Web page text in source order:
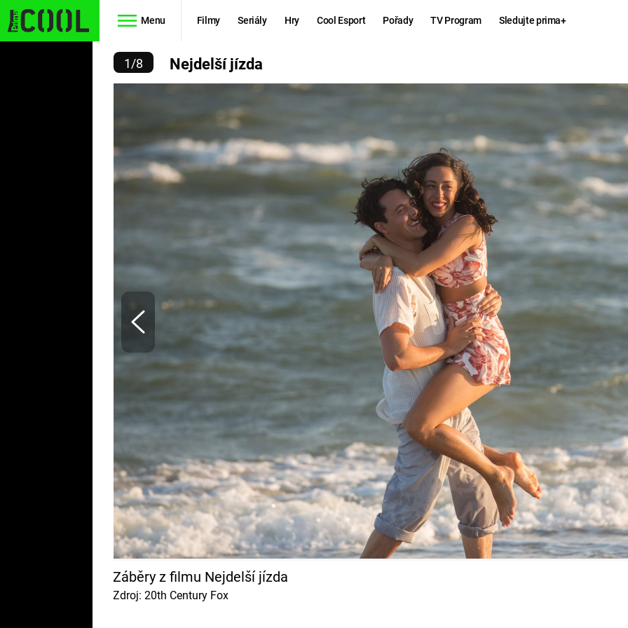
Menu Filmy Seriály Hry Cool Esport Pořady TV Program Sledujte prima+
SIMPSONOVI
FUTURAMA
STAR WARS
AVENGERS
RYCHLE A
ZBĚSILE 10
PREDÁTOR
Hry
GTA 6
KINGDOM
COME:
DELIVERANCE
ESPORT
Zábava
CHUCK
NORRIS
JÍZDA
1/8 Nejdelší jízda
Záběry z filmu Nejdelší jízda
Zdroj: 20th Century Fox